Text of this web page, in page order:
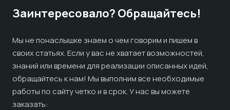
Заинтересовало? Обращайтесь!
Мы не понаслышке знаем о чем говорим и пишем в
своих статьях. Если у вас не хватает возможностей,
знаний или времени для реализации описанных идей,
обращайтесь к нам! Мы выполним все необходимые
работы по сайту четко и в срок. У нас вы можете
заказать: